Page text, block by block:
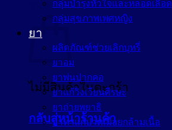
ตะกร้าสินค้า
ไม่มีสินค้าในตะกร้า
กลับสู่หน้าร้านค้า
กลุ่มบำรุงหัวใจและหลอดเลือด
กลุ่มสุขภาพเพศหญิง
ยา
ผลิตภัณฑ์ช่วยเลิกบุหรี่
ยาอม
ยาพ่นปากคอ
ยาแก้วิงเวียนศีรษะ
ยาถ่ายพยาธิ
ยาทาแก้ปวดเมื่อยกล้ามเนื้อ